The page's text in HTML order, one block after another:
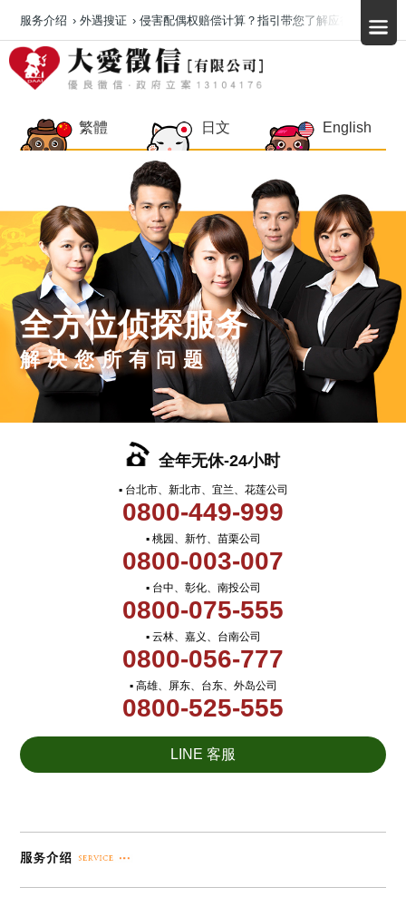
繁體 日文 English
全方位侦探服务
解决您所有问题
全年无休-24小时
▪ 台北市、新北市、宜兰、花莲公司
0800-449-999
▪ 桃园、新竹、苗栗公司
0800-003-007
▪ 台中、彰化、南投公司
0800-075-555
▪ 云林、嘉义、台南公司
0800-056-777
▪ 高雄、屏东、台东、外岛公司
0800-525-555
LINE 客服
服务介绍 › 外遇搜证 › 侵害配偶权赔偿计算？指引带您了解应得权益